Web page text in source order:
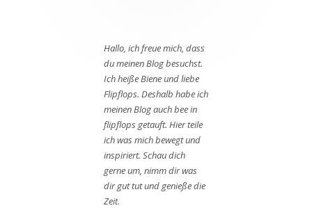
Hallo, ich freue mich, dass
du meinen Blog besuchst.
Ich heiße Biene und liebe
Flipflops. Deshalb habe ich
meinen Blog auch bee in
flipflops getauft. Hier teile
ich was mich bewegt und
inspiriert. Schau dich
gerne um, nimm dir was
dir gut tut und genieße die
Zeit.